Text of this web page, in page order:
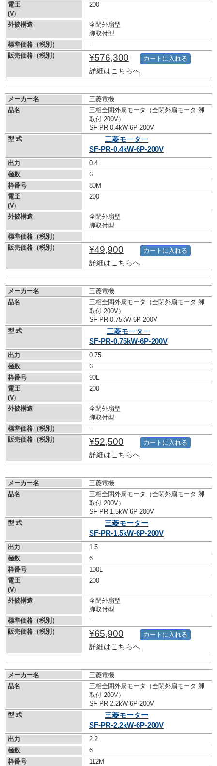
電圧
(V)
200
外被構造
全閉外扇型
脚取付型
標準価格（税別）
-
販売価格（税別）
¥576,300
詳細はこちらへ
カートに入れる
メーカー名
三菱電機
品名
三相全閉外扇モータ（全閉外扇モータ 脚
取付 200V）
SF-PR-0.4kW-6P-200V
型 式
三菱モーター
SF-PR-0.4kW-6P-200V
出力
0.4
極数
6
枠番号
80M
電圧
(V)
200
外被構造
全閉外扇型
脚取付型
標準価格（税別）
-
販売価格（税別）
¥49,900
詳細はこちらへ
カートに入れる
メーカー名
三菱電機
品名
三相全閉外扇モータ（全閉外扇モータ 脚
取付 200V）
SF-PR-0.75kW-6P-200V
型 式
三菱モーター
SF-PR-0.75kW-6P-200V
出力
0.75
極数
6
枠番号
90L
電圧
(V)
200
外被構造
全閉外扇型
脚取付型
標準価格（税別）
-
販売価格（税別）
¥52,500
詳細はこちらへ
カートに入れる
メーカー名
三菱電機
品名
三相全閉外扇モータ（全閉外扇モータ 脚
取付 200V）
SF-PR-1.5kW-6P-200V
型 式
三菱モーター
SF-PR-1.5kW-6P-200V
出力
1.5
極数
6
枠番号
100L
電圧
(V)
200
外被構造
全閉外扇型
脚取付型
標準価格（税別）
-
販売価格（税別）
¥65,900
詳細はこちらへ
カートに入れる
メーカー名
三菱電機
品名
三相全閉外扇モータ（全閉外扇モータ 脚
取付 200V）
SF-PR-2.2kW-6P-200V
型 式
三菱モーター
SF-PR-2.2kW-6P-200V
出力
2.2
極数
6
枠番号
112M